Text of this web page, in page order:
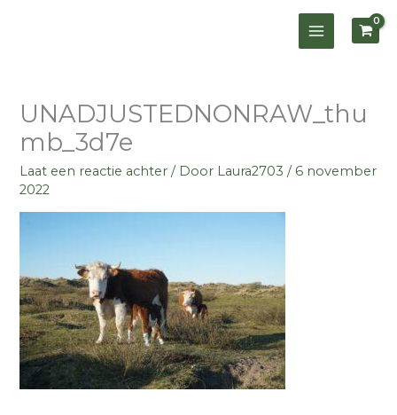
UNADJUSTEDNONRAW_thu
mb_3d7e
Laat een reactie achter / Door Laura2703/ 6 november
2022